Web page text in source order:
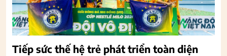
Tiếp sức thế hệ trẻ phát triển toàn diện